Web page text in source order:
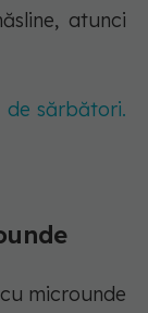
atunci
sărbători.
microunde